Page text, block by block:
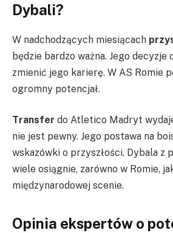
Dybali?
W nadchodzących miesiącach
będzie bardzo ważna. Jego decyzje
zmienić jego karierę. W AS Romie
ogromny potencjał.
Transfer do Atletico Madryt
nie jest pewny. Jego postawa na
wskazówki o przyszłości. Dybala z
wiele osiągnie, zarówno w Romie,
międzynarodowej scenie.
Opinia ekspertów o